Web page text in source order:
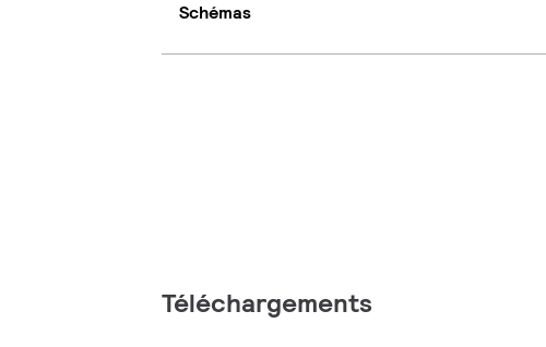
Schémas
Téléchargements